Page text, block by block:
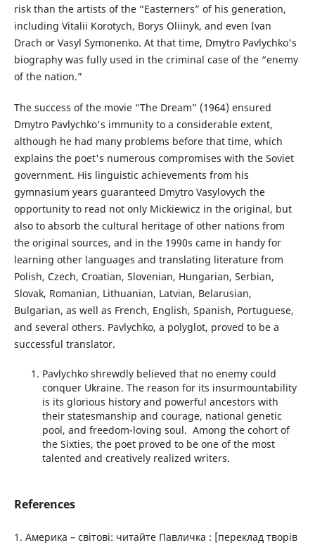
risk than the artists of the “Easterners” of his generation,
including Vitalii Korotych, Borys Oliinyk, and even Ivan
Drach or Vasyl Symonenko. At that time, Dmytro Pavlychko's
biography was fully used in the criminal case of the “enemy
of the nation.”
The success of the movie “The Dream” (1964) ensured
Dmytro Pavlychko's immunity to a considerable extent,
although he had many problems before that time, which
explains the poet's numerous compromises with the Soviet
government. His linguistic achievements from his
gymnasium years guaranteed Dmytro Vasylovych the
opportunity to read not only Mickiewicz in the original, but
also to absorb the cultural heritage of other nations from
the original sources, and in the 1990s came in handy for
learning other languages and translating literature from
Polish, Czech, Croatian, Slovenian, Hungarian, Serbian,
Slovak, Romanian, Lithuanian, Latvian, Belarusian,
Bulgarian, as well as French, English, Spanish, Portuguese,
and several others. Pavlychko, a polyglot, proved to be a
successful translator.
Pavlychko shrewdly believed that no enemy could
conquer Ukraine. The reason for its insurmountability
is its glorious history and powerful ancestors with
their statesmanship and courage, national genetic
pool, and freedom-loving soul. Among the cohort of
the Sixties, the poet proved to be one of the most
talented and creatively realized writers.
References
1. Америка – світові: читайте Павличка : [переклад творів